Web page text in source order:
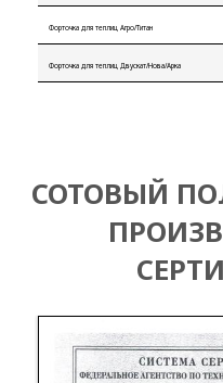
Форточка для теплиц Агро/Титан
Форточка для теплиц Двускат/Нова/Арка
СОТОВЫЙ